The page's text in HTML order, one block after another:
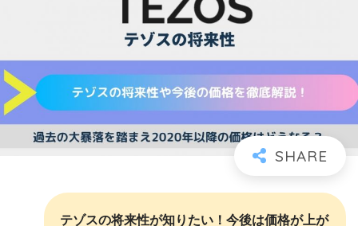
テゾスの将来性が知りたい！今後は価格が上が